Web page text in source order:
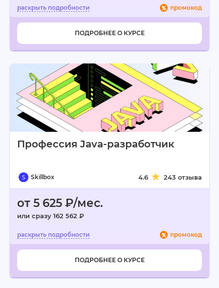
промокод
ПОДРОБНЕЕ О КУРСЕ
Профессия Java-разработчик
Skillbox 4.6 243 отзыва
от 5 625 ₽/мес.
или сразу 162 562 ₽
промокод
ПОДРОБНЕЕ О КУРСЕ